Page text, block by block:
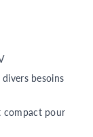
besoins
compact pour